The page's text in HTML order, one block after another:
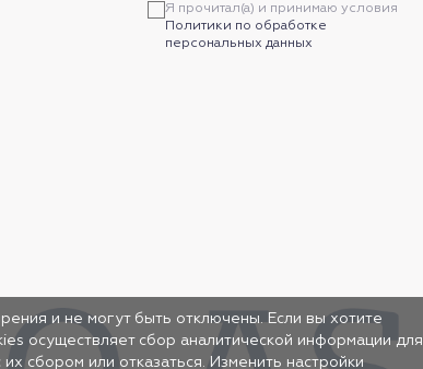
Я прочитал(а) и принимаю условия
Политики по обработке
персональных данных
и не могут быть отключены. Если вы хотите
осуществляет сбор аналитической информации для
сбором или отказаться. Изменить настройки